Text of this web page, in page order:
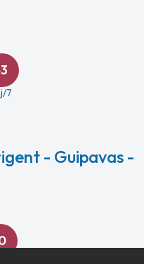
7
- Guipavas -